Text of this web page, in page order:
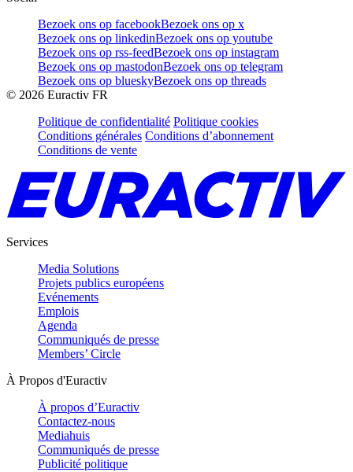
Bezoek ons op facebookBezoek ons op x
Bezoek ons op linkedinBezoek ons op youtube
Bezoek ons op rss-feedBezoek ons op instagram
Bezoek ons op mastodonBezoek ons op telegram
Bezoek ons op blueskyBezoek ons op threads
© 2026 Euractiv FR
Politique de confidentialité Politique cookies
Conditions générales Conditions d’abonnement
Conditions de vente
Services
Media Solutions
Projets publics européens
Evénements
Emplois
Agenda
Communiqués de presse
Members’ Circle
À Propos d'Euractiv
À propos d’Euractiv
Contactez-nous
Mediahuis
Communiqués de presse
Publicité politique